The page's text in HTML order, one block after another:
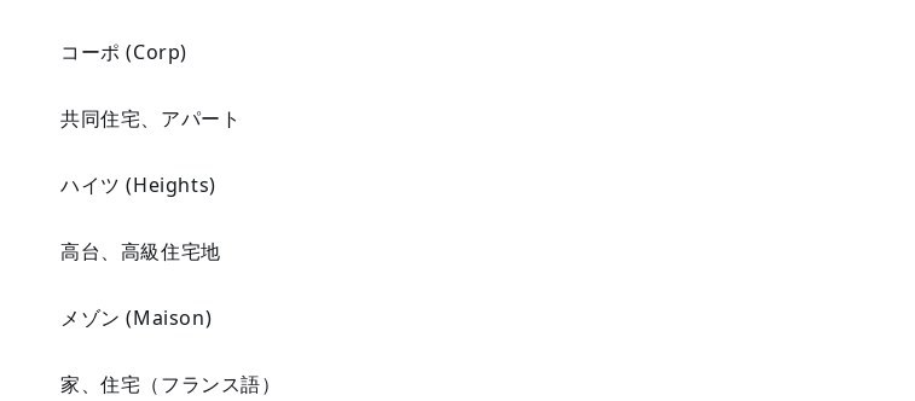
コーポ (Corp)
共同住宅、アパート
ハイツ (Heights)
高台、高級住宅地
メゾン (Maison)
家、住宅（フランス語）